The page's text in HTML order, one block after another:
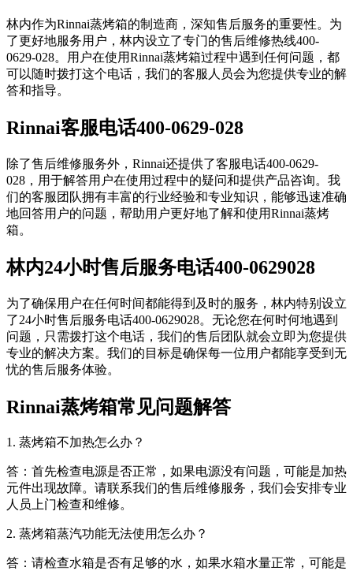
林内作为Rinnai蒸烤箱的制造商，深知售后服务的重要性。为
了更好地服务用户，林内设立了专门的售后维修热线400-
0629-028。用户在使用Rinnai蒸烤箱过程中遇到任何问题，都
可以随时拨打这个电话，我们的客服人员会为您提供专业的解
答和指导。
Rinnai客服电话400-0629-028
除了售后维修服务外，Rinnai还提供了客服电话400-0629-
028，用于解答用户在使用过程中的疑问和提供产品咨询。我
们的客服团队拥有丰富的行业经验和专业知识，能够迅速准确
地回答用户的问题，帮助用户更好地了解和使用Rinnai蒸烤
箱。
林内24小时售后服务电话400-0629028
为了确保用户在任何时间都能得到及时的服务，林内特别设立
了24小时售后服务电话400-0629028。无论您在何时何地遇到
问题，只需拨打这个电话，我们的售后团队就会立即为您提供
专业的解决方案。我们的目标是确保每一位用户都能享受到无
忧的售后服务体验。
Rinnai蒸烤箱常见问题解答
1. 蒸烤箱不加热怎么办？
答：首先检查电源是否正常，如果电源没有问题，可能是加热
元件出现故障。请联系我们的售后维修服务，我们会安排专业
人员上门检查和维修。
2. 蒸烤箱蒸汽功能无法使用怎么办？
答：请检查水箱是否有足够的水，如果水箱水量正常，可能是